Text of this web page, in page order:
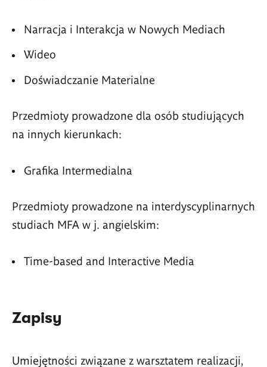
Narracja i Interakcja w Nowych Mediach
Wideo
Doświadczanie Materialne
Przedmioty prowadzone dla osób studiujących
na innych kierunkach:
Grafika Intermedialna
Przedmioty prowadzone na interdyscyplinarnych
studiach MFA w j. angielskim:
Time-based and Interactive Media
Zapisy
Umiejętności związane z warsztatem realizacji,